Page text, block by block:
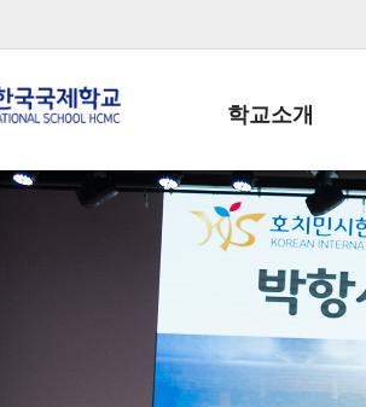
학교소개
학교장인사말
학생회장인사말
학교상징
학교 CI
교직원현황